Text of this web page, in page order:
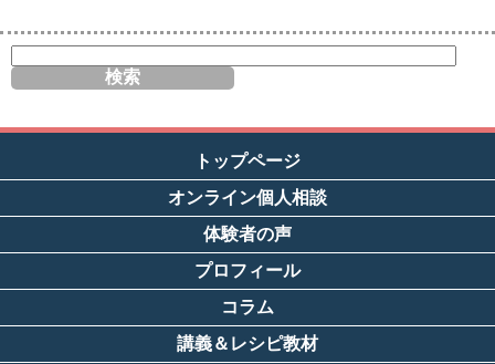
イ
ト
検
トップページ
オンライン個人相談
体験者の声
プロフィール
コラム
講義＆レシピ教材